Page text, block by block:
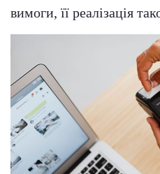
вимоги, її реалізація